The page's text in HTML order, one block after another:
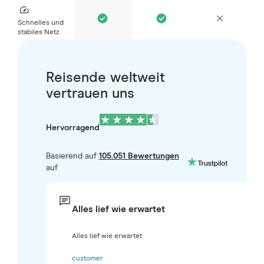
Schnelles und
stabiles Netz
Reisende weltweit
vertrauen uns
Hervorragend
Basierend auf 105.051 Bewertungen
auf
Alles lief wie erwartet
Alles lief wie erwartet
customer